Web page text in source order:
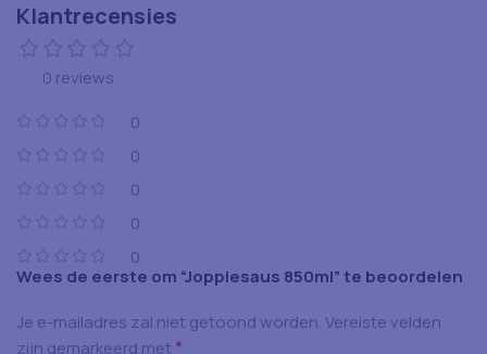
Klantrecensies
0 reviews
0
0
0
0
0
Wees de eerste om “Joppiesaus 850ml” te beoordelen
Je e-mailadres zal niet getoond worden.Vereiste velden
zijn gemarkeerd met *